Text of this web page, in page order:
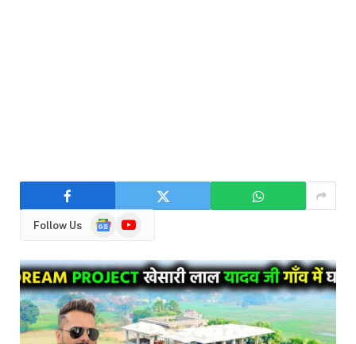
Follow Us
GoogleYouTube